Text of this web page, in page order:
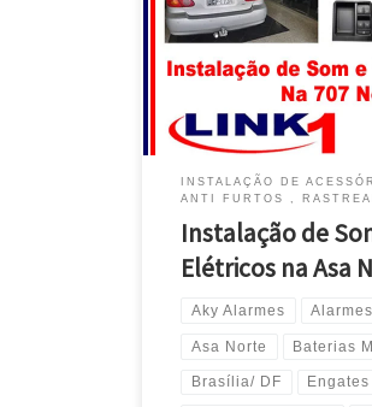
Instalação de Som e Vidro
Honda Civic , Instalação de
Elétrico – Brasília/DF
Elétrico na […]
INSTALAÇÃO DE
ANTI FURTOS ,
Instalação de
Elétricos na Asa
Aky Alarmes
Asa Norte Baterias
Brasília/ DF